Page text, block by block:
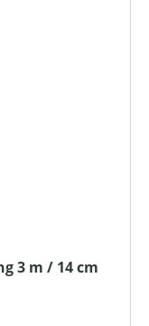
3 m / 14 cm